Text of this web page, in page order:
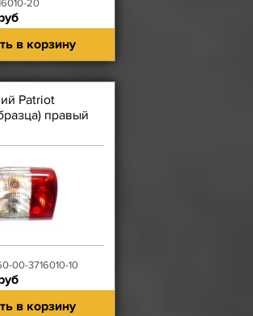
20
в корзину
Patriot
правый
00-3716010-10
в корзину